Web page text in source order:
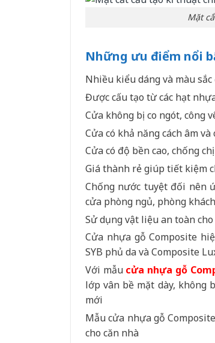
Mặt
Những ưu điểm nổi
Nhiều kiểu dáng và màu
Được cấu tạo từ các hạt
Cửa không bị co ngót, công
Cửa có khả năng cách âm
Cửa có độ bền cao, chống
Giá thành rẻ giúp tiết kiệm
Chống nước tuyệt đối nên
cửa phòng ngủ, phòng
Sử dụng vật liệu an toàn
Cửa nhựa gỗ Composite
SYB phủ da và Composite
Với mẫu cửa nhựa gỗ
lớp vân bề mặt dày, không
mới
Mẫu cửa nhựa gỗ
cho căn nhà